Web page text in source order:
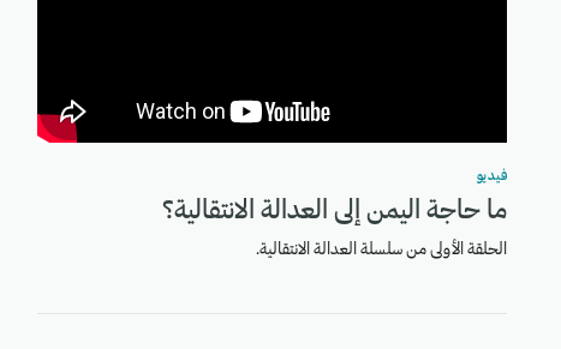
فيديو
ما حاجة اليمن إلى العدالة الانتقالية؟
الحلقة الأولى من سلسلة العدالة الانتقالية.